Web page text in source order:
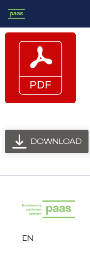
DOWNLOAD
EN